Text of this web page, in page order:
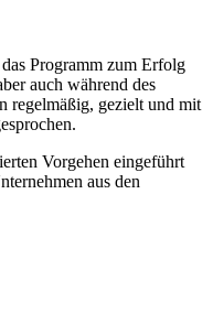
Programm zum Erfolg
auch während des
regelmäßig, gezielt und mit
Vorgehen eingeführt
aus den